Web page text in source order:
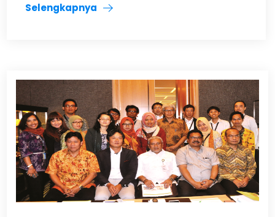
Selengkapnya